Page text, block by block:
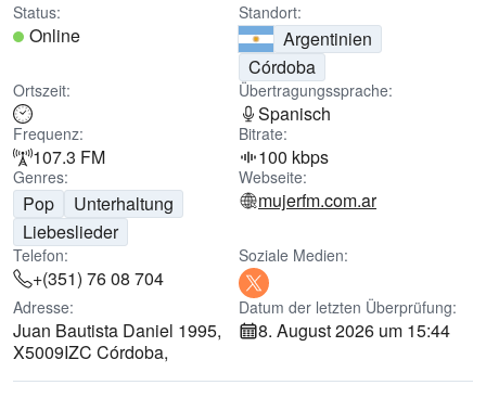
Status:
Online
Standort:
Argentinien
Córdoba
Ortszeit: Übertragungssprache:
Spanisch
Frequenz:
107.3 FM
Bitrate:
100 kbps
Genres:
Pop
Unterhaltung
Liebeslieder
Webseite:
mujerfm.com.ar
Telefon:
+(351) 76 08 704
Soziale Medien:
Adresse:
Juan Bautista Daniel 1995,
X5009IZC Córdoba,
Datum der letzten Überprüfung:
8. August 2026 um 15:44